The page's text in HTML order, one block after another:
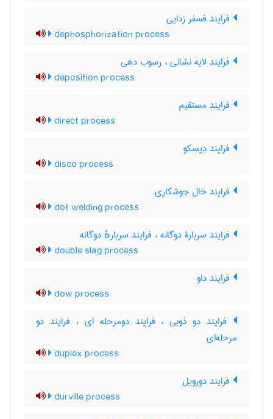
فرایند فسفر زدایی
dephosphorization process
فرایند لایه نشانی ، رسوب دهی
deposition process
فرایند مستقیم
direct process
فرایند دیسکو
disco process
فرایند خال جوشکاری
dot welding process
فرایند سربارۀ دوگانه ، فرایند سربارهٔ دوگانه
double slag process
فرایند داو
dow process
فرایند دو ذوبی ، فرایند دومرحله ای ، فرایند دو
مرحله‌ای
duplex process
فرایند دورویل
durville process